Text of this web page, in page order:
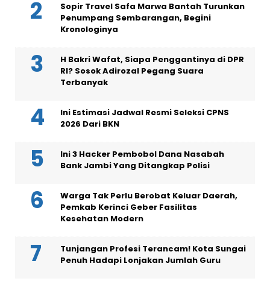
Sopir Travel Safa Marwa Bantah Turunkan
Penumpang Sembarangan, Begini
Kronologinya
H Bakri Wafat, Siapa Penggantinya di DPR
RI? Sosok Adirozal Pegang Suara
Terbanyak
Ini Estimasi Jadwal Resmi Seleksi CPNS
2026 Dari BKN
Ini 3 Hacker Pembobol Dana Nasabah
Bank Jambi Yang Ditangkap Polisi
Warga Tak Perlu Berobat Keluar Daerah,
Pemkab Kerinci Geber Fasilitas
Kesehatan Modern
Tunjangan Profesi Terancam! Kota Sungai
Penuh Hadapi Lonjakan Jumlah Guru